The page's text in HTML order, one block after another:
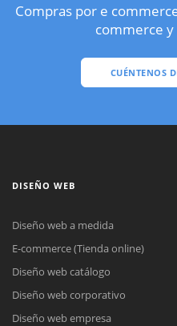
Compras por e
commerce
CUÉNTENOS
DISEÑO WEB
Diseño web a medida
E-commerce (Tienda online)
Diseño web catálogo
Diseño web corporativo
Diseño web empresa